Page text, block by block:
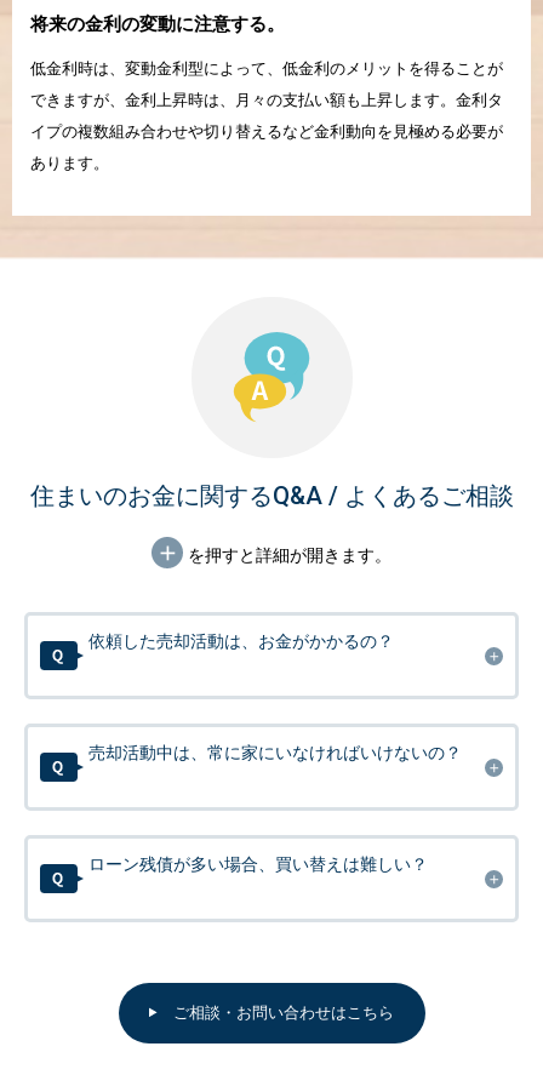
将来の金利の変動に注意する。
低金利時は、変動金利型によって、低金利のメリットを得ることが
できますが、金利上昇時は、月々の支払い額も上昇します。金利タ
イプの複数組み合わせや切り替えるなど金利動向を見極める必要が
あります。
住まいのお金に関するQ&A / よくあるご相談
を押すと詳細が開きます。
依頼した売却活動は、お金がかかるの？
売却活動中は、常に家にいなければいけないの？
ローン残債が多い場合、買い替えは難しい？
ご相談・お問い合わせはこちら